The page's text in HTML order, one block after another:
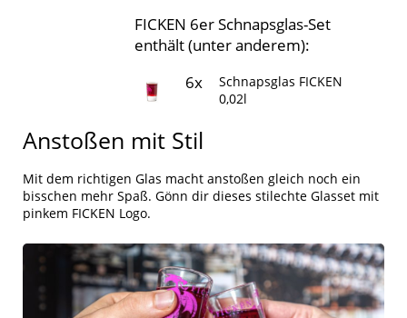
FICKEN 6er Schnapsglas-Set
enthält (unter anderem):
6x
Schnapsglas FICKEN
0,02l
Anstoßen mit Stil
Mit dem richtigen Glas macht anstoßen gleich noch ein
bisschen mehr Spaß. Gönn dir dieses stilechte Glasset mit
pinkem FICKEN Logo.